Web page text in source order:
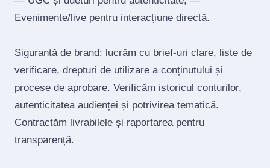
Evenimente/live pentru interacțiune directă.
Siguranță de brand: lucrăm cu brief‑uri clare, liste de
verificare, drepturi de utilizare a conținutului și
procese de aprobare. Verificăm istoricul conturilor,
autenticitatea audienței și potrivirea tematică.
Contractăm livrabilele și raportarea pentru
transparență.